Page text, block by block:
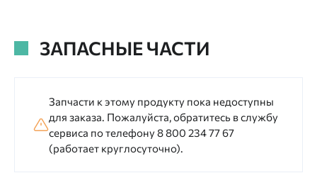
ЗАПАСНЫЕ ЧАСТИ
Запчасти к этому продукту пока недоступны
для заказа. Пожалуйста, обратитесь в службу
сервиса по телефону 8 800 234 77 67
(работает круглосуточно).